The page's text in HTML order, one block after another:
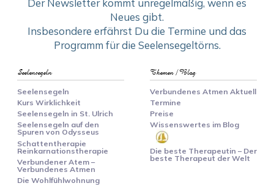
Neues gibt.
Insbesondere erfährst Du die Termine und das
Programm für die Seelensegeltörns.
Seelensegeln
Seelensegeln
Kurs Wirklichkeit
Seelensegeln in St. Ulrich
Seelensegeln auf den
Spuren von Odysseus
Schattentherapie
Reinkarnationstherapie
Verbundener Atem –
Verbundenes Atmen
Die Wohlfühlwohnung
Themen / Blog
Verbundenes Atmen Aktuell
Termine
Preise
Wissenswertes im Blog
Die beste Therapeutin – Der
beste Therapeut der Welt